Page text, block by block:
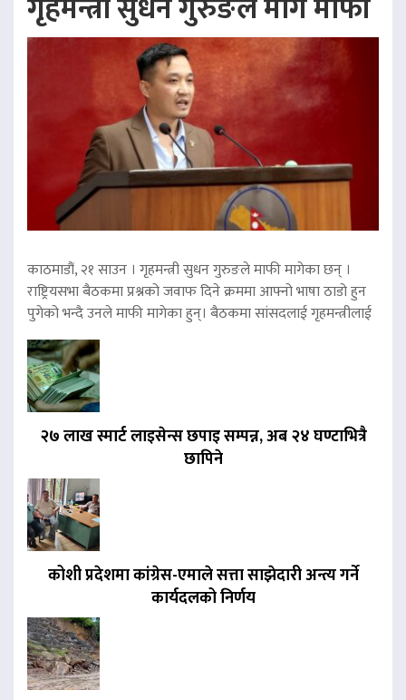
काठमाडौं, २१ साउन । गृहमन्त्री सुधन गुरुङले माफी मागेका छन् ।
राष्ट्रियसभा बैठकमा प्रश्नको जवाफ दिने क्रममा आफ्नो भाषा ठाडो हुन
पुगेको भन्दै उनले माफी मागेका हुन्। बैठकमा सांसदलाई गृहमन्त्रीलाई
२७ लाख स्मार्ट लाइसेन्स छपाइ सम्पन्न, अब २४ घण्टाभित्रै
छापिने
कोशी प्रदेशमा कांग्रेस-एमाले सत्ता साझेदारी अन्त्य गर्ने
कार्यदलको निर्णय